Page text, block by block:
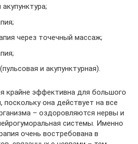
через точечный массаж;
и акупунктурная).
крайне эффективна для большого
поскольку она действует на все
– оздоровляются нервы и
системы. Именно
очень востребована в